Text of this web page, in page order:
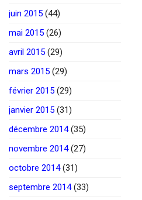
juin 2015 (44)
mai 2015 (26)
avril 2015 (29)
mars 2015 (29)
février 2015 (29)
janvier 2015 (31)
décembre 2014(35)
novembre 2014(27)
octobre 2014(31)
septembre 2014(33)